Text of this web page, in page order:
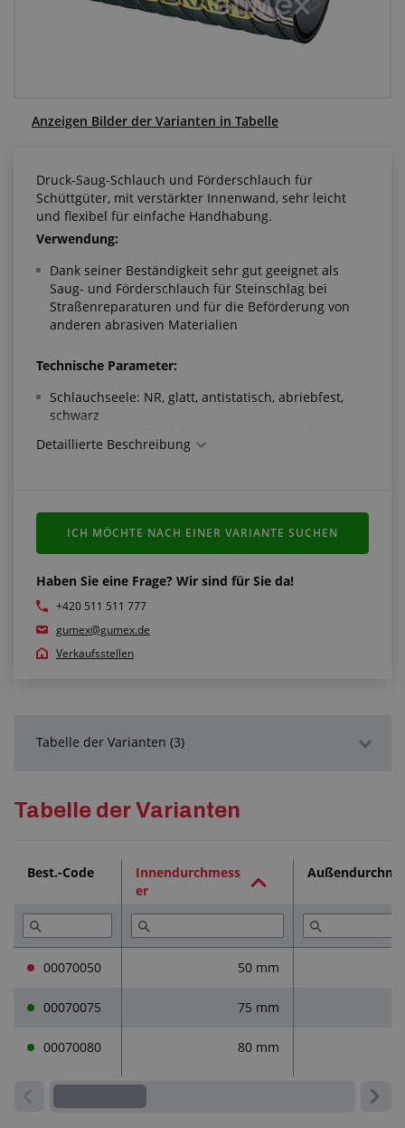
Anzeigen Bilder der Varianten in Tabelle
Druck-Saug-Schlauch und Förderschlauch für
Schüttgüter, mit verstärkter Innenwand, sehr leicht
und flexibel für einfache Handhabung.
Verwendung:
Dank seiner Beständigkeit sehr gut geeignet als
Saug- und Förderschlauch für Steinschlag bei
Straßenreparaturen und für die Beförderung von
anderen abrasiven Materialien
Technische Parameter:
Schlauchseele: NR, glatt, antistatisch, abriebfest,
schwarz
Schlauchmantel: NR - SBR, gewellt, elektrostatisch
Detaillierte Beschreibung
Haben Sie eine Frage? Wir sind für Sie da!
+420 511 511 777
gumex@gumex.de
Verkaufsstellen
ICH MÖCHTE NACH EINER VARIANTE SUCHEN
Tabelle der Varianten (3)
Lesen Sie (2)
Tabelle der Varianten
Best.-Code
Innendurchmess
er
00070050 50 mm
00070075 75 mm
00070080 80 mm